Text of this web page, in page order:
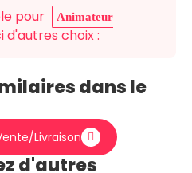
pour
Animateur
d'autres choix :
dans le
Livraison
d'autres